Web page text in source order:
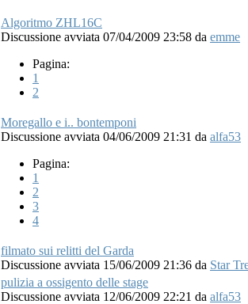
Algoritmo ZHL16C
Discussione avviata 07/04/2009 23:58 da emme
Pagina:
1
2
Moregallo e i.. bontemponi
Discussione avviata 04/06/2009 21:31 da alfa53
Pagina:
1
2
3
4
filmato sui relitti del Garda
Discussione avviata 15/06/2009 21:36 da Star
pulizia a ossigento delle stage
Discussione avviata 12/06/2009 22:21 da alfa53